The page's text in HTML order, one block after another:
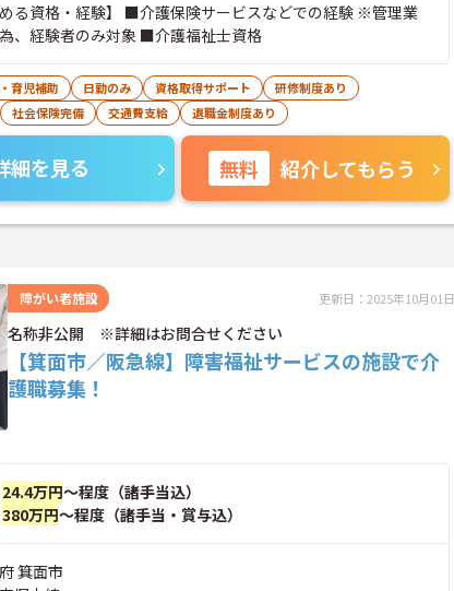
める資格・経験】 ■介護保険サービスなどでの経験 ※管理業
、経験者のみ対象 ■介護福祉士資格
育児補助 日勤のみ 資格取得サポート
研修制度あり
社会保険完備 交通費支給 退職金制度あり
細を見る 無料 紹介してもらう
障がい者施設 更新日：2025年10月01日
名称非公開 ※詳細はお問合せください
【箕面市／阪急線】障害福祉サービスの施設で介
護職募集！
24.4万円～程度（諸手当込）
380万円～程度（諸手当・賞与込）
箕面市